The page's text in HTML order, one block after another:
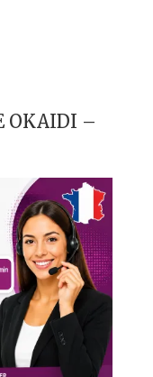
OKAIDI –